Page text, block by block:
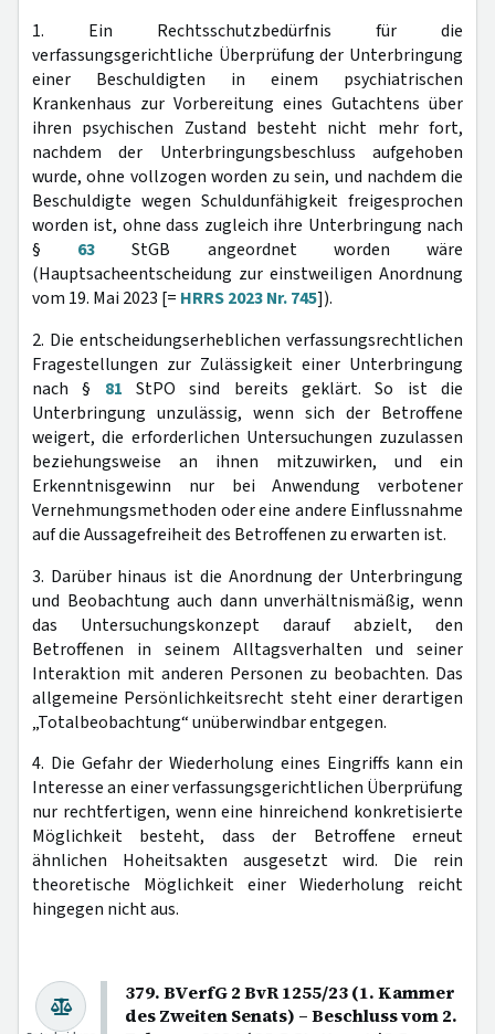
1. Ein Rechtsschutzbedürfnis für die
verfassungsgerichtliche Überprüfung der Unterbringung
einer Beschuldigten in einem psychiatrischen
Krankenhaus zur Vorbereitung eines Gutachtens über
ihren psychischen Zustand besteht nicht mehr fort,
nachdem der Unterbringungsbeschluss aufgehoben
wurde, ohne vollzogen worden zu sein, und nachdem die
Beschuldigte wegen Schuldunfähigkeit freigesprochen
worden ist, ohne dass zugleich ihre Unterbringung nach
§ 63 StGB angeordnet worden wäre
(Hauptsacheentscheidung zur einstweiligen Anordnung
vom 19. Mai 2023 [= HRRS 2023 Nr. 745]).
2. Die entscheidungserheblichen verfassungsrechtlichen
Fragestellungen zur Zulässigkeit einer Unterbringung
nach § 81 StPO sind bereits geklärt. So ist die
Unterbringung unzulässig, wenn sich der Betroffene
weigert, die erforderlichen Untersuchungen zuzulassen
beziehungsweise an ihnen mitzuwirken, und ein
Erkenntnisgewinn nur bei Anwendung verbotener
Vernehmungsmethoden oder eine andere Einflussnahme
auf die Aussagefreiheit des Betroffenen zu erwarten ist.
3. Darüber hinaus ist die Anordnung der Unterbringung
und Beobachtung auch dann unverhältnismäßig, wenn
das Untersuchungskonzept darauf abzielt, den
Betroffenen in seinem Alltagsverhalten und seiner
Interaktion mit anderen Personen zu beobachten. Das
allgemeine Persönlichkeitsrecht steht einer derartigen
„Totalbeobachtung“ unüberwindbar entgegen.
4. Die Gefahr der Wiederholung eines Eingriffs kann ein
Interesse an einer verfassungsgerichtlichen Überprüfung
nur rechtfertigen, wenn eine hinreichend konkretisierte
Möglichkeit besteht, dass der Betroffene erneut
ähnlichen Hoheitsakten ausgesetzt wird. Die rein
theoretische Möglichkeit einer Wiederholung reicht
hingegen nicht aus.
379. BVerfG 2 BvR 1255/23 (1. Kammer
des Zweiten Senats) – Beschluss vom 2.